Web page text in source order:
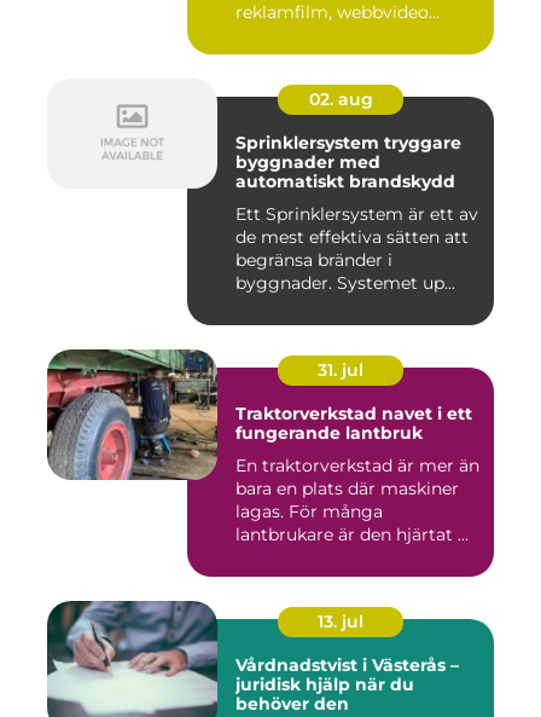
reklamfilm, webbvideo...
02. aug
Sprinklersystem tryggare
byggnader med
automatiskt brandskydd
Ett Sprinklersystem är ett av
de mest effektiva sätten att
begränsa bränder i
byggnader. Systemet up...
31. jul
Traktorverkstad navet i ett
fungerande lantbruk
En traktorverkstad är mer än
bara en plats där maskiner
lagas. För många
lantbrukare är den hjärtat ...
13. jul
Vårdnadstvist i Västerås –
juridisk hjälp när du
behöver den